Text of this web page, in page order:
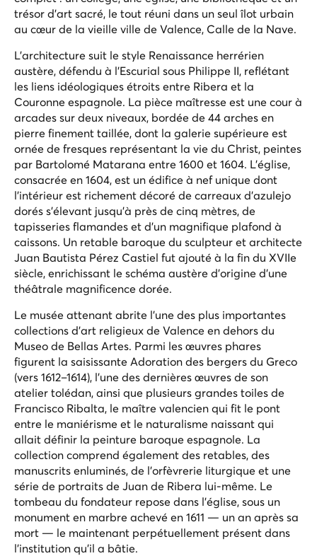
trésor d'art sacré, le tout réuni dans un seul îlot urbain
au cœur de la vieille ville de Valence, Calle de la Nave.
L'architecture suit le style Renaissance herrérien
austère, défendu à l'Escurial sous Philippe II, reflétant
les liens idéologiques étroits entre Ribera et la
Couronne espagnole. La pièce maîtresse est une cour à
arcades sur deux niveaux, bordée de 44 arches en
pierre finement taillée, dont la galerie supérieure est
ornée de fresques représentant la vie du Christ, peintes
par Bartolomé Matarana entre 1600 et 1604. L'église,
consacrée en 1604, est un édifice à nef unique dont
l'intérieur est richement décoré de carreaux d'azulejo
dorés s'élevant jusqu'à près de cinq mètres, de
tapisseries flamandes et d'un magnifique plafond à
caissons. Un retable baroque du sculpteur et architecte
Juan Bautista Pérez Castiel fut ajouté à la fin du XVIIe
siècle, enrichissant le schéma austère d'origine d'une
théâtrale magnificence dorée.
Le musée attenant abrite l'une des plus importantes
collections d'art religieux de Valence en dehors du
Museo de Bellas Artes. Parmi les œuvres phares
figurent la saisissante Adoration des bergers du Greco
(vers 1612–1614), l'une des dernières œuvres de son
atelier tolédan, ainsi que plusieurs grandes toiles de
Francisco Ribalta, le maître valencien qui fit le pont
entre le maniérisme et le naturalisme naissant qui
allait définir la peinture baroque espagnole. La
collection comprend également des retables, des
manuscrits enluminés, de l'orfèvrerie liturgique et une
série de portraits de Juan de Ribera lui-même. Le
tombeau du fondateur repose dans l'église, sous un
monument en marbre achevé en 1611 — un an après sa
mort — le maintenant perpétuellement présent dans
l'institution qu'il a bâtie.